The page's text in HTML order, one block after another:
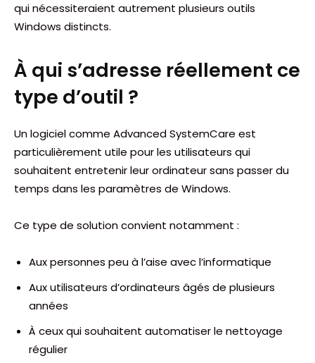
qui nécessiteraient autrement plusieurs outils
Windows distincts.
À qui s’adresse réellement ce
type d’outil ?
Un logiciel comme Advanced SystemCare est
particulièrement utile pour les utilisateurs qui
souhaitent entretenir leur ordinateur sans passer du
temps dans les paramètres de Windows.
Ce type de solution convient notamment :
Aux personnes peu à l’aise avec l’informatique
Aux utilisateurs d’ordinateurs âgés de plusieurs
années
À ceux qui souhaitent automatiser le nettoyage
régulier